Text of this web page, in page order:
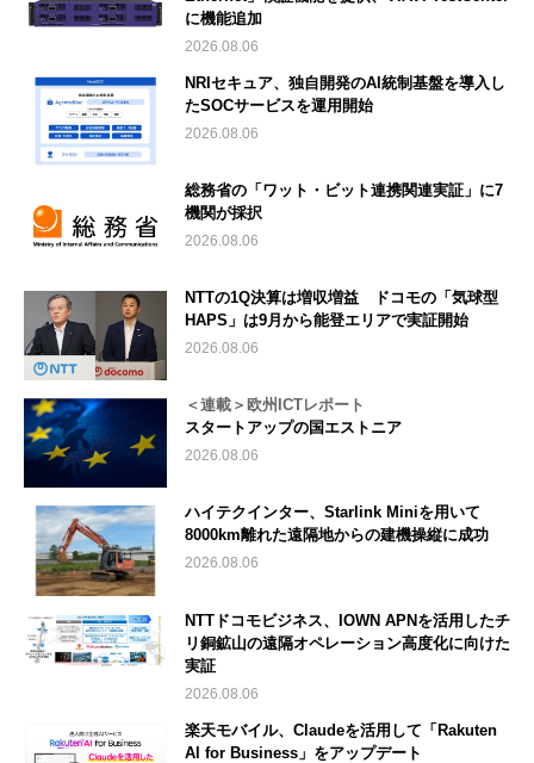
に機能追加
2026.08.06
NRIセキュア、独自開発のAI統制基盤を導入し
たSOCサービスを運用開始
2026.08.06
総務省の「ワット・ビット連携関連実証」に7
機関が採択
2026.08.06
NTTの1Q決算は増収増益 ドコモの「気球型
HAPS」は9月から能登エリアで実証開始
2026.08.06
＜連載＞欧州ICTレポート
スタートアップの国エストニア
2026.08.06
ハイテクインター、Starlink Miniを用いて
8000km離れた遠隔地からの建機操縦に成功
2026.08.06
NTTドコモビジネス、IOWN APNを活用したチ
リ銅鉱山の遠隔オペレーション高度化に向けた
実証
2026.08.06
楽天モバイル、Claudeを活用して「Rakuten
AI for Business」をアップデート